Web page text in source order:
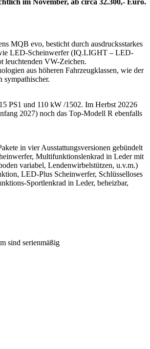
MQB evo, besticht durch ausdrucksstarkes
LED-Scheinwerfer (IQ.LIGHT – LED-
leuchtenden VW-Zeichen.
aus höheren Fahrzeugklassen, wie der
sympathischer.
PS1 und 110 kW /1502. Im Herbst 20226
2027) noch das Top-Modell R ebenfalls
in vier Ausstattungsversionen gebündelt
Multifunktionslenkrad in Leder mit
variabel, Lendenwirbelstützen, u.v.m.)
LED-Plus Scheinwerfer, Schlüsselloses
Sportlenkrad in Leder, beheizbar,
sind serienmäßig